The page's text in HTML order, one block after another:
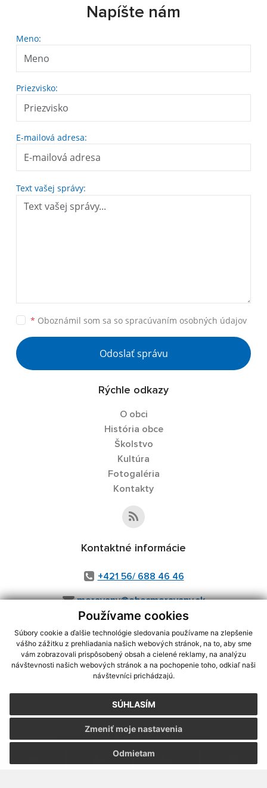
Používame cookies
Súbory cookie a ďalšie technológie sledovania používame na zlepšenie
vášho zážitku z prehliadania našich webových stránok, na to, aby sme
vám zobrazovali prispôsobený obsah a cielené reklamy, na analýzu
návštevnosti našich webových stránok a na pochopenie toho, odkiaľ naši
návštevníci prichádzajú.
SÚHLASÍM
Odmietam
Zmeniť moje nastavenia
Napíšte nám
Meno:
Priezvisko:
E-mailová adresa:
Text vašej správy:
* Oboznámil som sa so spracúvaním osobných údajov
Odoslať správu
Rýchle odkazy
O obci
História obce
Školstvo
Kultúra
Fotogaléria
Kontakty
Kontaktné informácie
+421 56/ 688 46 46
moravany@obecmoravany.sk
využite možnosť získavania aktuálnych informácií s využitím RSS
CMS systém (redakčný) systém ECHELON 2,Mapa stránok,web portál
webex.digital, s.r.o.,domény,registrácia domény
Posledná aktualizácia:06.08.2026
Vytlačiť stránku|Vyhlásenie o prístupnosti